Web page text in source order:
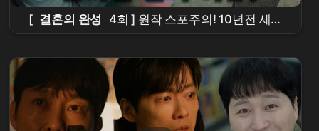
[ 결혼의 완성 4회 ] 원작 스포주의! 10년전 세윤
이 한 결정적 인생 실수! 납치된 진짜 이유!